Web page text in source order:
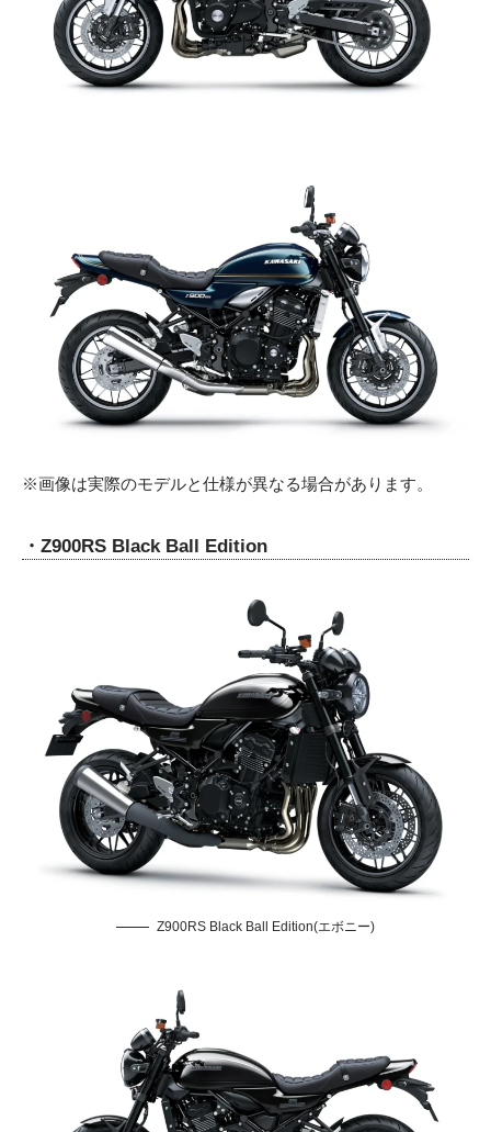
※画像は実際のモデルと仕様が異なる場合があります。
・ Z900RS Black Ball Edition
Z900RS Black Ball Edition(エボニー)